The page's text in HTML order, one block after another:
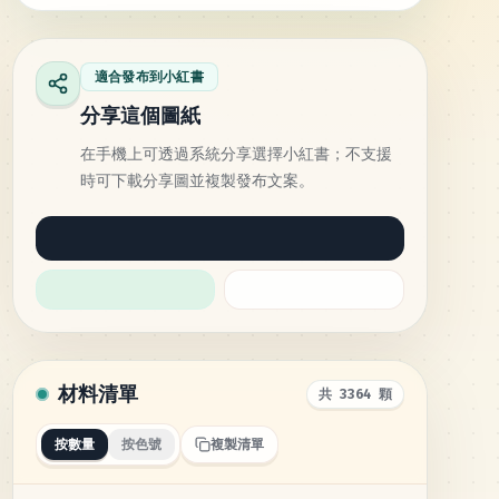
適合發布到小紅書
分享這個圖紙
在手機上可透過系統分享選擇小紅書；不支援
時可下載分享圖並複製發布文案。
材料清單 共 3364 顆
按數量 按色號 複製清單